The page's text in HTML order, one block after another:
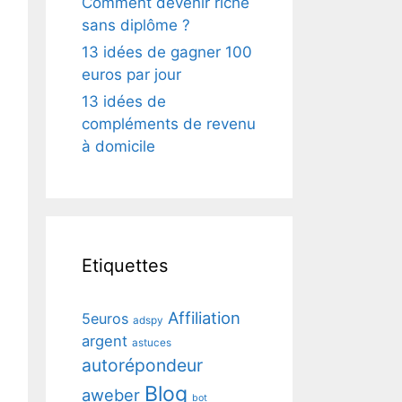
sans diplôme ?
13 idées de gagner 100
euros par jour
13 idées de
compléments de revenu
à domicile
Etiquettes
5euros adspy Affiliation
argent astuces
autorépondeur
aweber Blog bot